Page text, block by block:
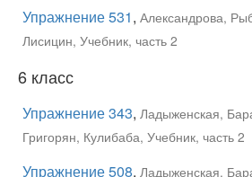
Упражнение 531, Александрова,
Лисицин, Учебник, часть 2
6 класс
Упражнение 343, Ладыженская,
Григорян, Кулибаба, Учебник, часть 2
Упражнение 508, Ладыженская,